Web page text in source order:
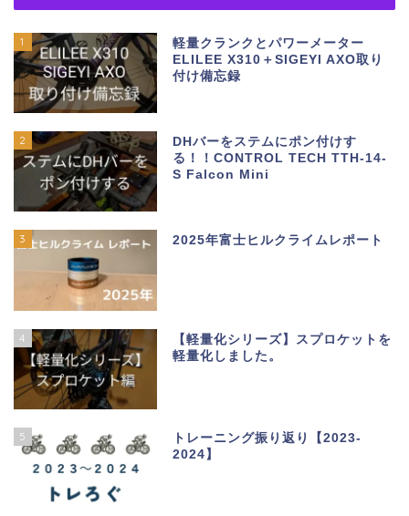
1
軽量クランクとパワーメーター
ELILEE X310＋SIGEYI AXO取り
付け備忘録
2
DHバーをステムにポン付けす
る！！CONTROL TECH TTH-14-
S Falcon Mini
3 2025年富士ヒルクライムレポート
4
【軽量化シリーズ】スプロケットを
軽量化しました。
5
トレーニング振り返り【2023-
2024】